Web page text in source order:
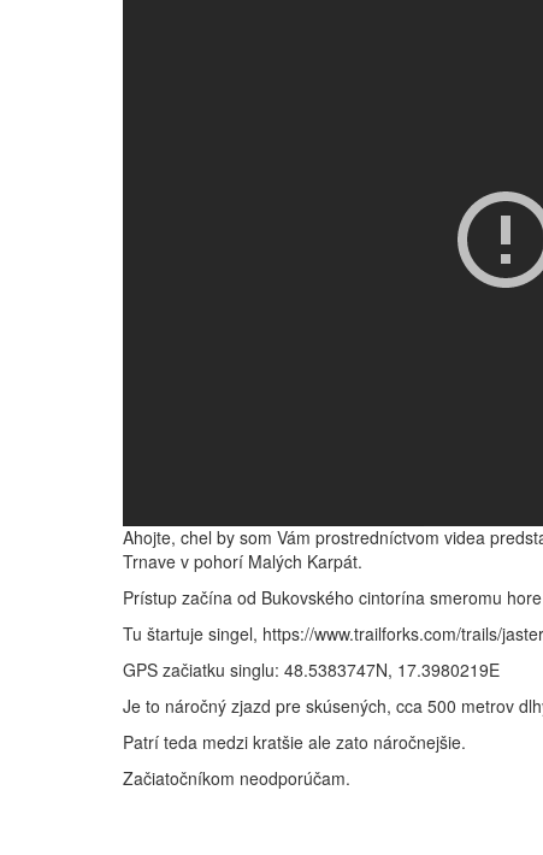
Ahojte, chel by som Vám prostredníctvom videa
Trnave v pohorí Malých Karpát.
Prístup začína od Bukovského cintorína smeromu
Tu štartuje singel, https://www.trailforks.com/trails/
GPS začiatku singlu: 48.5383747N, 17.3980219E
Je to náročný zjazd pre skúsených, cca 500 metrov
Patrí teda medzi kratšie ale zato náročnejšie.
Začiatočníkom neodporúčam.